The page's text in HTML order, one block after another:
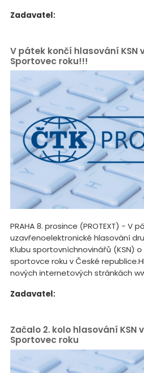
Zadavatel:
V pátek končí hlasování KSN
Sportovec roku!!!
PRAHA 8. prosince (PROTEXT) - V
uzavřenoelektronické hlasování
Klubu sportovníchnovinářů (KSN)
sportovce roku v České
nových internetových stránkách
Zadavatel:
Začalo 2. kolo hlasování KSN
Sportovec roku